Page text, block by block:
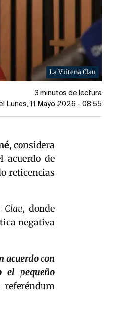
La Vuitena Clau
3 minutos de lectura
Lunes, 11 Mayo 2026 - 08:55
, considera
acuerdo de
reticencias
Clau, donde
negativa
acuerdo con
el pequeño
referéndum